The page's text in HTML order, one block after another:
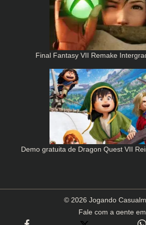
Final Fantasy VII Remake
Demo gratuita de Dragon Quest VII
© 2026 Jogando
Fale com a gente em